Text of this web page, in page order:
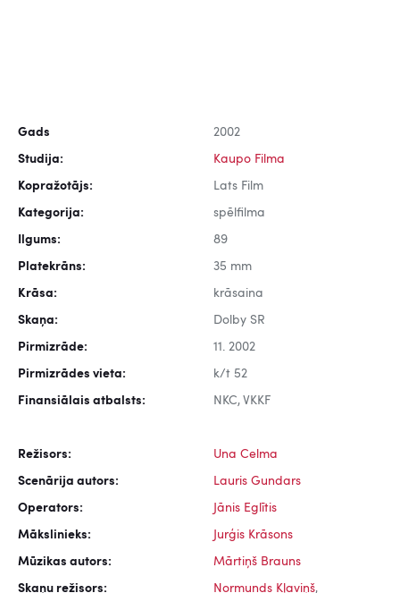
Gads 2002
Studija: Kaupo Filma
Kopražotājs: Lats Film
Kategorija: spēlfilma
Ilgums: 89
Platekrāns: 35 mm
Krāsa: krāsaina
Skaņa: Dolby SR
Pirmizrāde: 11. 2002
Pirmizrādes vieta: k/t 52
Finansiālais atbalsts: NKC, VKKF
Režisors: Una Celma
Scenārija autors: Lauris Gundars
Operators: Jānis Eglītis
Mākslinieks: Jurģis Krāsons
Mūzikas autors: Mārtiņš Brauns
Skaņu režisors: Normunds Kļaviņš,